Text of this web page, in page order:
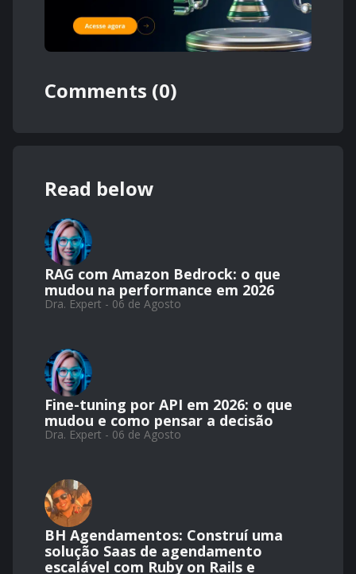
Comments (0)
Read below
RAG com Amazon Bedrock: o que
mudou na performance em 2026
Dra. Expert - 06 de Agosto
Fine-tuning por API em 2026: o que
mudou e como pensar a decisão
Dra. Expert - 06 de Agosto
BH Agendamentos: Construí uma
solução Saas de agendamento
escalável com Ruby on Rails e